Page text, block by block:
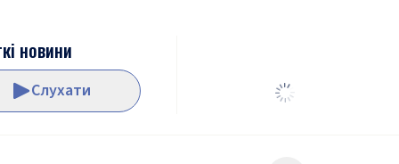
новини
Слухати